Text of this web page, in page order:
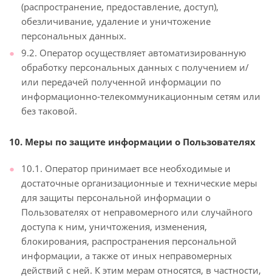
(распространение, предоставление, доступ),
обезличивание, удаление и уничтожение
персональных данных.
9.2. Оператор осуществляет автоматизированную
обработку персональных данных с получением и/
или передачей полученной информации по
информационно-телекоммуникационным сетям или
без таковой.
10. Меры по защите информации о Пользователях
10.1. Оператор принимает все необходимые и
достаточные организационные и технические меры
для защиты персональной информации о
Пользователях от неправомерного или случайного
доступа к ним, уничтожения, изменения,
блокирования, распространения персональной
информации, а также от иных неправомерных
действий с ней. К этим мерам относятся, в частности,